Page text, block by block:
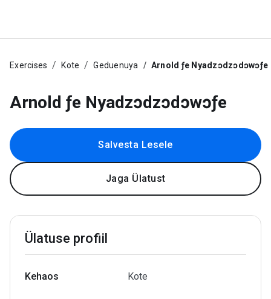
Exercises Kote Geduenuya Arnold ƒe Nyadzɔdzɔdɔwɔƒe
Arnold ƒe Nyadzɔdzɔdɔwɔƒe
Salvesta Lesele
Jaga Ülatust
Ülatuse profiil
Kehaos Kote